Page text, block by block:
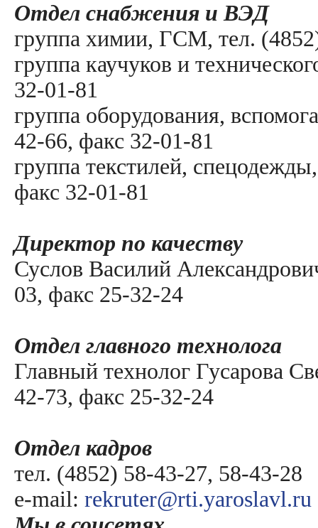
Отдел снабжения и ВЭД
группа химии, ГСМ, тел.
группа каучуков и
32-01-81
группа оборудования,
42-66, факс 32-01-81
группа текстилей,
факс 32-01-81
Директор по качеству
Суслов Василий
03, факс 25-32-24
Отдел главного технолога
Главный технолог Гусарова
42-73, факс 25-32-24
Отдел кадров
тел. (4852) 58-43-27, 58-43-28
e-mail: rekruter@rti.yaroslavl.ru